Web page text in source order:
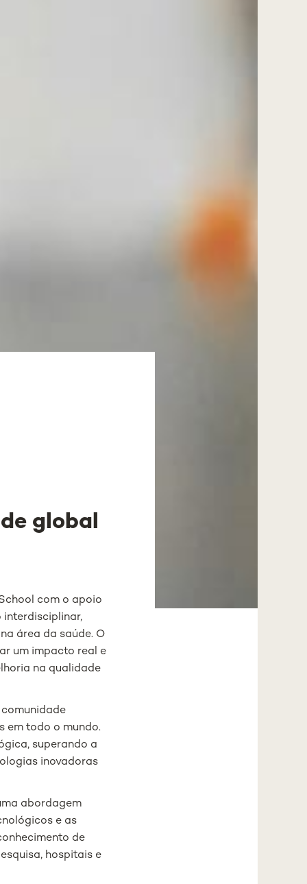
global
com o apoio
interdisciplinar,
área da saúde. O
um impacto real e
na qualidade
em todo o mundo.
superando a
inovadoras
abordagem
e as
de
hospitais e